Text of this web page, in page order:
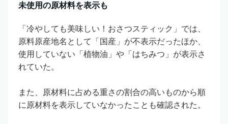
未使用の原材料を表示も
「冷やしても美味しい！おさつスティック」では、
原料原産地名として「国産」が不表示だったほか、
使用していない「植物油」や「はちみつ」が表示さ
れていた。
また、原材料に占める重さの割合の高いものから順
に原材料を表示していなかったことも確認された。